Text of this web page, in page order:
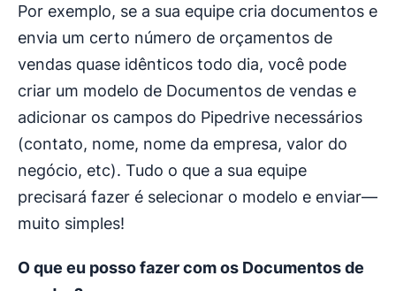
Por exemplo, se a sua equipe cria documentos e
envia um certo número de orçamentos de
vendas quase idênticos todo dia, você pode
criar um modelo de Documentos de vendas e
adicionar os campos do Pipedrive necessários
(contato, nome, nome da empresa, valor do
negócio, etc). Tudo o que a sua equipe
precisará fazer é selecionar o modelo e enviar—
muito simples!
O que eu posso fazer com os Documentos de